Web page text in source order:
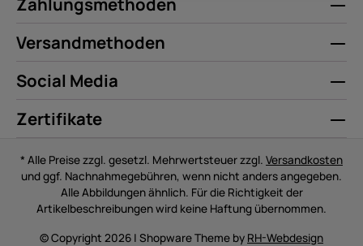
Versandmethoden
Social Media
Zertifikate
* Alle Preise zzgl. gesetzl. Mehrwertsteuer zzgl. Versandkosten
und ggf. Nachnahmegebühren, wenn nicht anders angegeben.
Alle Abbildungen ähnlich. Für die Richtigkeit der
Artikelbeschreibungen wird keine Haftung übernommen.
© Copyright 2026 | Shopware Theme by RH-Webdesign